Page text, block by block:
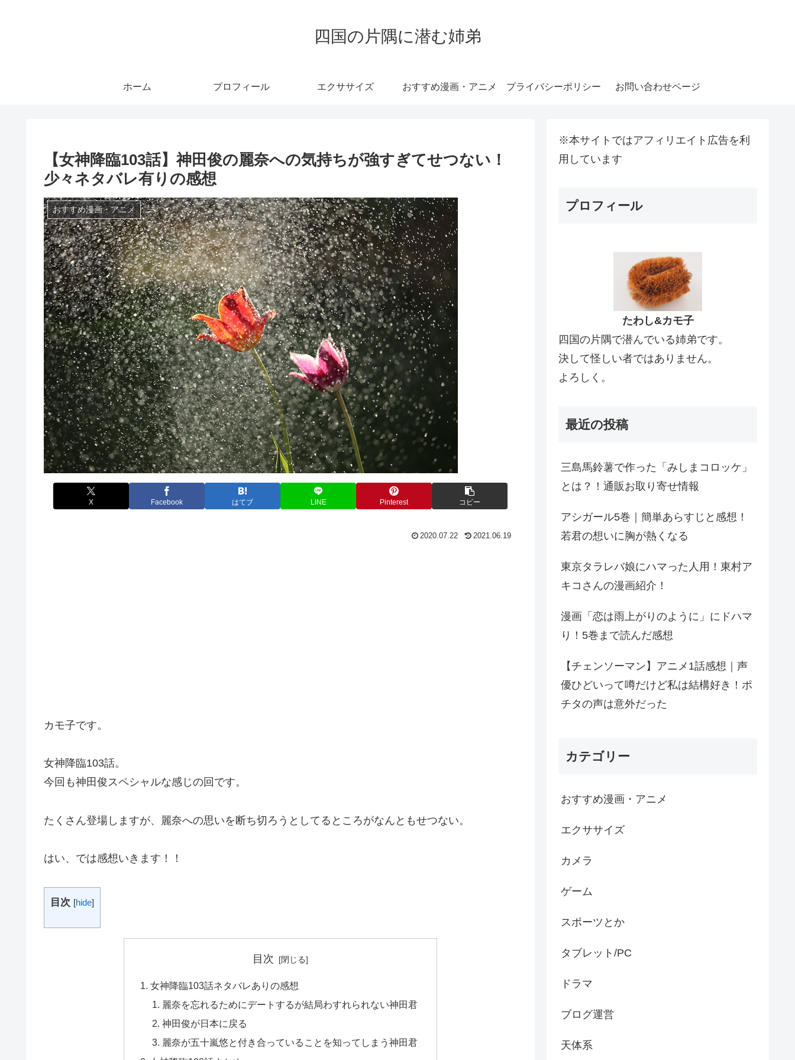
四国の片隅に潜む姉弟
ホーム プロフィール エクササイズ おすすめ漫画・アニメ プライバシーポリシー お問い合わせページ
【女神降臨103話】神田俊の麗奈への気持ちが強すぎてせつない！
少々ネタバレ有りの感想
おすすめ漫画・アニメ
X Facebook はてブ LINE Pinterest コピー
2020.07.22 2021.06.19
カモ子です。
女神降臨103話。
今回も神田俊スペシャルな感じの回です。
たくさん登場しますが、麗奈への思いを断ち切ろうとしてるところがなんともせつない。
はい、では感想いきます！！
目次 [hide]
目次
女神降臨103話ネタバレありの感想
麗奈を忘れるためにデートするが結局わすれられない神田君
神田俊が日本に戻る
麗奈が五十嵐悠と付き合っていることを知ってしまう神田君
※本サイトではアフィリエイト広告を利
用しています
プロフィール
たわし&カモ子
四国の片隅で潜んでいる姉弟です。
決して怪しい者ではありません。
よろしく。
最近の投稿
三島馬鈴薯で作った「みしまコロッケ」
とは？！通販お取り寄せ情報
アシガール5巻｜簡単あらすじと感想！
若君の想いに胸が熱くなる
東京タラレバ娘にハマった人用！東村ア
キコさんの漫画紹介！
漫画「恋は雨上がりのように」にドハマ
り！5巻まで読んだ感想
【チェンソーマン】アニメ1話感想｜声
優ひどいって噂だけど私は結構好き！ポ
チタの声は意外だった
カテゴリー
おすすめ漫画・アニメ
エクササイズ
カメラ
ゲーム
スポーツとか
タブレット/PC
ドラマ
ブログ運営
天体系